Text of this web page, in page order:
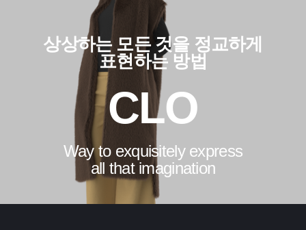
상상하는 모든 것을 정교하게
표현하는 방법
CLO
Way to exquisitely express
all that imagination